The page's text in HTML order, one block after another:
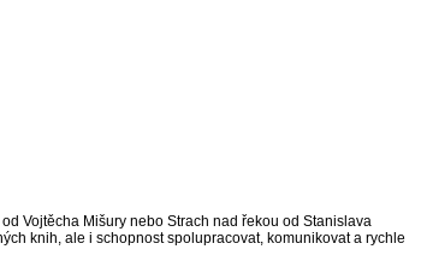
Vojtěcha Mišury nebo Strach nad řekou od Stanislava
knih, ale i schopnost spolupracovat, komunikovat a rychle